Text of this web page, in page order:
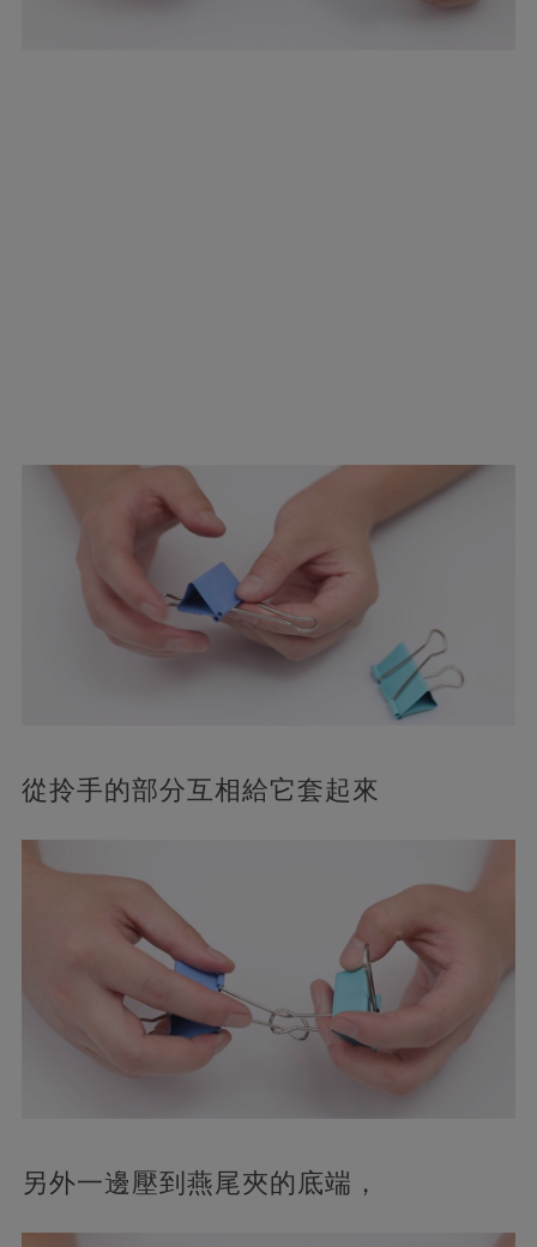
從拎手的部分互相給它套起來
另外一邊壓到燕尾夾的底端，